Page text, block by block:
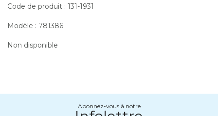
Code de produit : 131-1931
Modèle : 781386
Non disponible
Abonnez-vous à notre